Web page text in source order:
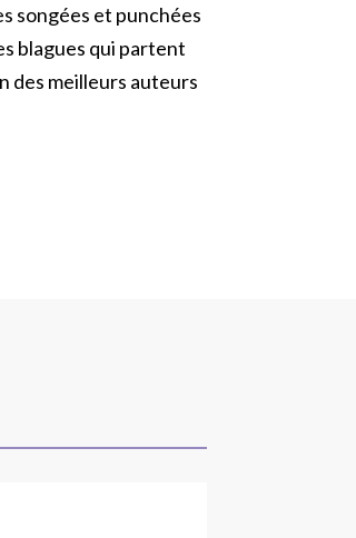
songées et punchées
blagues qui partent
des meilleurs auteurs